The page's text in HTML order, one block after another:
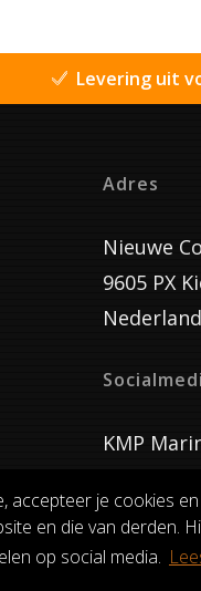
je cookies
en die van derden.
op social media.
Levering uit
Adres
Nieuwe
9605 PX
Nederland
KMP
ALGEMENE